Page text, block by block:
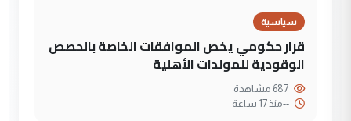
سياسية
قرار حكومي يخص الموافقات الخاصة بالحصص
الوقودية للمولدات الأهلية
--منذ 17 ساعة